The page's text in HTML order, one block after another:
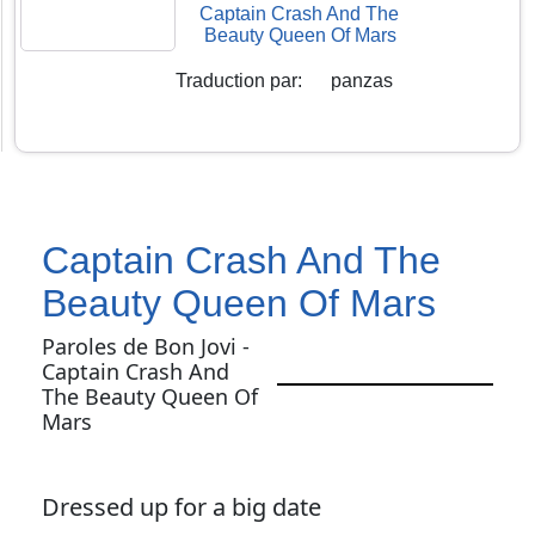
Captain Crash And The
Beauty Queen Of Mars
Traduction par: panzas
Captain Crash And The
Beauty Queen Of Mars
Paroles de Bon Jovi -
Captain Crash And
The Beauty Queen Of
Mars
Dressed up for a big date